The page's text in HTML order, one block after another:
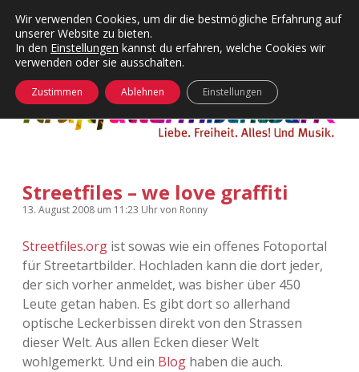
Kategorien
Menü
24 Hours Chilling
Die Wende
KFMW-Disco
Kopfkinomusik
Nur mal so
Täglicher Sinnwahn
KFMW-Disco
Dates
Contact
Menü
öffnen
Adventskalender 2010
Adventskalender 2011
Adventskalender 2012
facebookinstagram
rss soundcloud
vimeoBluesky
öffnen
Streetfiles – we love graffiti
13. August 2008 um 11:23 Uhrvon Ronny
Streetfiles.org ist sowas wie ein offenes Fotoportal
für Streetartbilder. Hochladen kann die dort jeder,
der sich vorher anmeldet, was bisher über 450
Leute getan haben. Es gibt dort so allerhand
optische Leckerbissen direkt von den Strassen
dieser Welt. Aus allen Ecken dieser Welt
wohlgemerkt. Und ein Blog haben die auch.
Wir verwenden Cookies, um dir die bestmögliche Erfahrung auf
unserer Website zu bieten.
In den Einstellungen kannst du erfahren, welche Cookies wir
verwenden oder sie ausschalten.
Zustimmen Ablehnen Einstellungen